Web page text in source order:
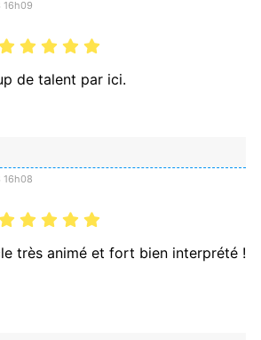
16h09
de talent par ici.
16h08
très animé et fort bien interprété !